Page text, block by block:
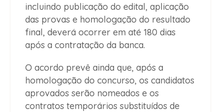
incluindo publicação do edital, aplicação
das provas e homologação do resultado
final, deverá ocorrer em até 180 dias
após a contratação da banca.
O acordo prevê ainda que, após a
homologação do concurso, os candidatos
aprovados serão nomeados e os
contratos temporários substituídos de